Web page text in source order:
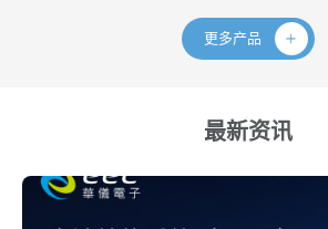
更多产品
最新资讯